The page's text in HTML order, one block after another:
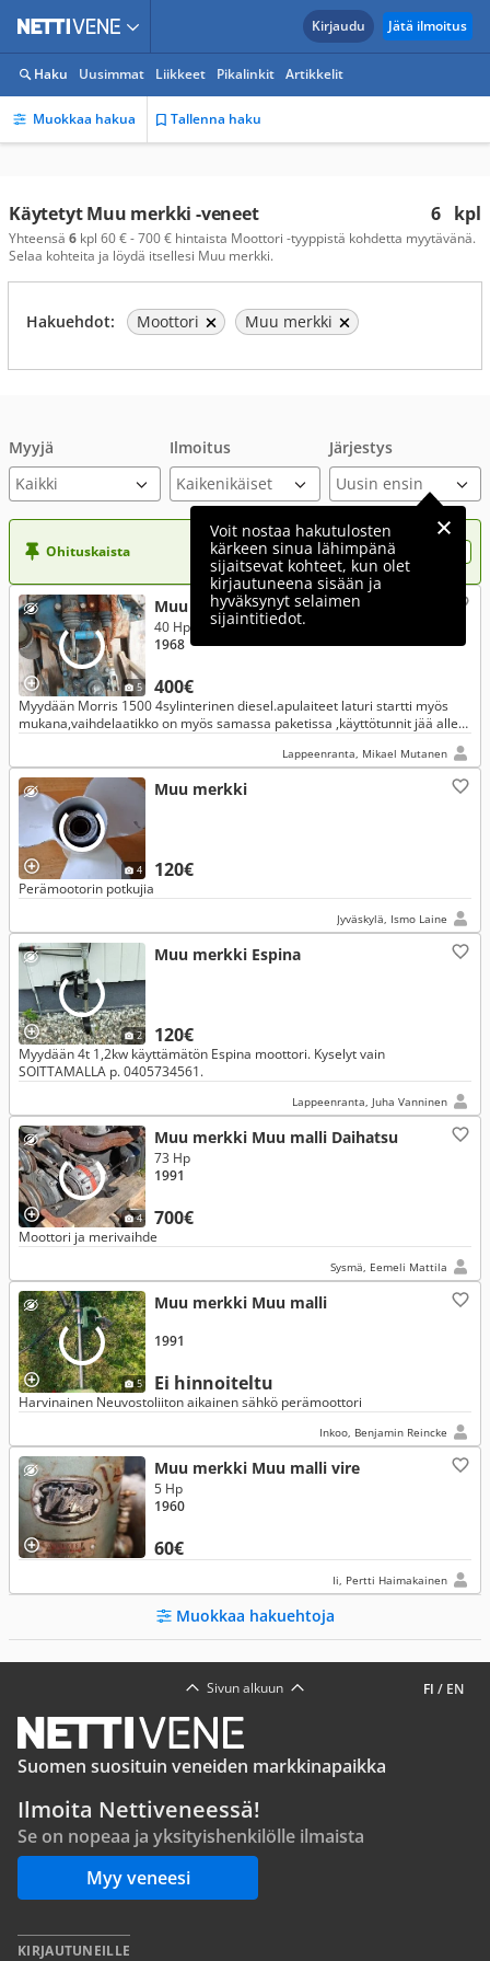
Kirjaudu Jätä ilmoitus
Haku Uusimmat Liikkeet Pikalinkit Artikkelit
Muokkaa hakua Tallenna haku
6 kpl
Käytetyt Muu merkki -veneet
Yhteensä 6 kpl 60 € - 700 € hintaista Moottori -tyyppistä kohdetta myytävänä.
Selaa kohteita ja löydä itsellesi Muu merkki.
Hakuehdot: Moottori Muu merkki
Myyjä Ilmoitus Järjestys
Voit nostaa hakutulosten
kärkeen sinua lähimpänä
sijaitsevat kohteet, kun olet
kirjautuneena sisään ja
hyväksynyt selaimen
sijaintitiedot.
Ohituskaista Nosta ilmoituksesi tähän?
5
Muu merkki
400€
40 Hp
1968
Myydään Morris 1500 4sylinterinen diesel.apulaiteet laturi startti myös
mukana,vaihdelaatikko on myös samassa paketissa ,käyttötunnit jää alle
Lappeenranta, Mikael Mutanen
4
Muu merkki
120€
Perämootorin potkujia
Jyväskylä, Ismo Laine
2
Muu merkki Espina
120€
Myydään 4t 1,2kw käyttämätön Espina moottori. Kyselyt vain
SOITTAMALLA p. 0405734561.
Lappeenranta, Juha Vanninen
4
Muu merkki Muu malli Daihatsu
700€
73 Hp
1991
Moottori ja merivaihde
Sysmä, Eemeli Mattila
5
Muu merkki Muu malli
Ei hinnoiteltu
1991
Harvinainen Neuvostoliiton aikainen sähkö perämoottori
Inkoo, Benjamin Reincke
Muu merkki Muu malli vire
60€
5 Hp
1960
Ii, Pertti Haimakainen
Muokkaa hakuehtoja
FI / EN
Sivun alkuun
Suomen suosituin veneiden markkinapaikka
Ilmoita Nettiveneessä!
Se on nopeaa ja yksityishenkilölle ilmaista
Myy veneesi
KIRJAUTUNEILLE